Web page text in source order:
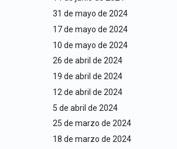
31 de mayo de 2024
17 de mayo de 2024
10 de mayo de 2024
26 de abril de 2024
19 de abril de 2024
12 de abril de 2024
5 de abril de 2024
25 de marzo de 2024
18 de marzo de 2024